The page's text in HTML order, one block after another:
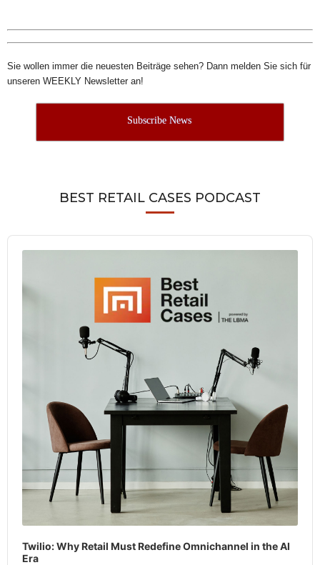
Sie wollen immer die neuesten Beiträge sehen? Dann melden Sie sich für
unseren WEEKLY Newsletter an!
Subscribe News
BEST RETAIL CASES PODCAST
Audio
Player
Twilio: Why Retail Must Redefine Omnichannel in the AI
Era